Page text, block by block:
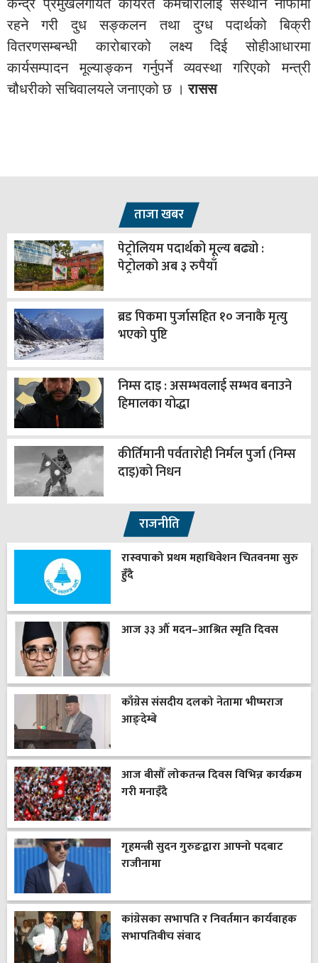
रहने गरी दुध सङ्कलन तथा दुग्ध पदार्थको बिक्री
वितरणसम्बन्धी कारोबारको लक्ष्य दिई सोहीआधारमा
कार्यसम्पादन मूल्याङ्कन गर्नुपर्ने व्यवस्था गरिएको मन्त्री
चौधरीको सचिवालयले जनाएको छ ।रासस
ताजा खबर
पेट्रोलियम पदार्थको मूल्य बढ्यो :
पेट्रोलको अब ३ रुपैयाँ
ब्रड पिकमा पुर्जासहित १० जनाकै मृत्यु
भएको पुष्टि
निम्स दाइ : असम्भवलाई सम्भव बनाउने
हिमालका योद्धा
कीर्तिमानी पर्वतारोही निर्मल पुर्जा (निम्स
दाइ)को निधन
राजनीति
रास्वपाको प्रथम महाधिवेशन चितवनमा सुरु
हुँदै
आज ३३ औँ मदन–आश्रित स्मृति दिवस
काँग्रेस संसदीय दलको नेतामा भीष्मराज
आङ्देम्बे
आज बीसौँ लोकतन्त्र दिवस विभिन्न कार्यक्रम
गरी मनाइँदै
गृहमन्त्री सुदन गुरुङद्वारा आफ्नो पदबाट
राजीनामा
कांग्रेसका सभापति र निवर्तमान कार्यवाहक
सभापतिबीच संवाद